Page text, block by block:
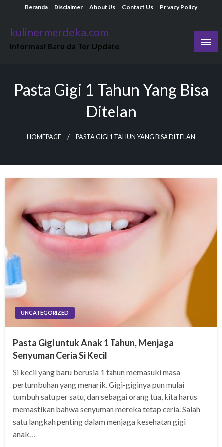
content
Beranda Disclaimer About Us Contact Us Privacy Policy
kulinermerdeka.com
Informasi Baru da Ter Update
Pasta Gigi 1 Tahun Yang Bisa
Ditelan
HOMEPAGE PASTA GIGI 1 TAHUN YANG BISA DITELAN
UNCATEGORIZED
Pasta Gigi untuk Anak 1 Tahun, Menjaga
Senyuman Ceria Si Kecil
Si kecil yang baru berusia 1 tahun memasuki masa
pertumbuhan yang menarik. Gigi-giginya pun mulai
tumbuh satu per satu, dan sebagai orang tua, kita harus
memastikan bahwa senyuman mereka tetap ceria. Salah
satu langkah penting dalam menjaga kesehatan gigi
anak…